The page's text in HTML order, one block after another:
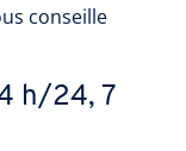
conseille
h/24, 7